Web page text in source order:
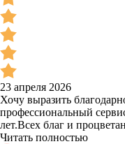
23 апреля 2026
Хочу выразить
профессиональный
лет.Всех благ и
Читать полностью